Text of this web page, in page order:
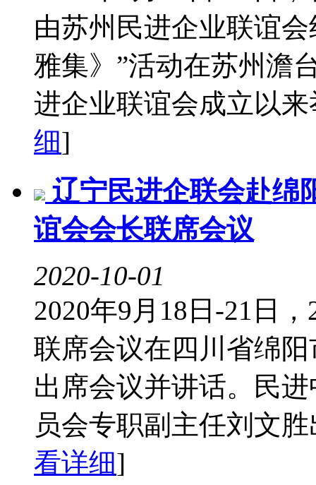
由苏州民进企业联谊
雅集》”活动在苏州澹
进企业联谊会成立以
细]
辽宁民进企联会赴绵
谊会会长联席会议
2020-10-01
2020年9月18日-21日
联席会议在四川省绵
出席会议并讲话。民
员会专职副主任刘文
看详细]